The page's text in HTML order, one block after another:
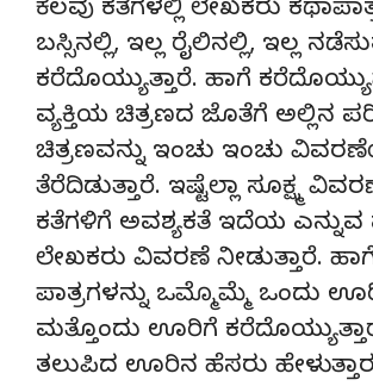
ಕೆಲವು ಕತೆಗಳಲ್ಲಿ ಲೇಖಕರು
ಬಸ್ಸಿನಲ್ಲಿ, ಇಲ್ಲ ರೈಲಿನಲ್ಲಿ, ಇಲ್ಲ
ಕರೆದೊಯ್ಯುತ್ತಾರೆ. ಹಾಗೆ
ವ್ಯಕ್ತಿಯ ಚಿತ್ರಣದ ಜೊತೆಗೆ ಅಲ್ಲಿನ
ಚಿತ್ರಣವನ್ನು ಇಂಚು ಇಂಚು
ತೆರೆದಿಡುತ್ತಾರೆ. ಇಷ್ಟೆಲ್ಲಾ ಸೂಕ್ಷ್ಮ
ಕತೆಗಳಿಗೆ ಅವಶ್ಯಕತೆ ಇದೆಯ ಎನ್ನುವ
ಲೇಖಕರು ವಿವರಣೆ ನೀಡುತ್ತಾರೆ.
ಪಾತ್ರಗಳನ್ನು ಒಮ್ಮೊಮ್ಮೆ ಒಂದು
ಮತ್ತೊಂದು ಊರಿಗೆ
ತಲುಪಿದ ಊರಿನ ಹೆಸರು